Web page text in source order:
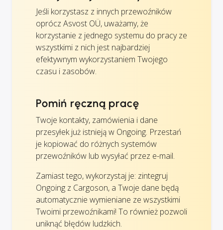
Jeśli korzystasz z innych przewoźników
oprócz Asvost OÜ, uważamy, że
korzystanie z jednego systemu do pracy ze
wszystkimi z nich jest najbardziej
efektywnym wykorzystaniem Twojego
czasu i zasobów.
Pomiń ręczną pracę
Twoje kontakty, zamówienia i dane
przesyłek już istnieją w Ongoing. Przestań
je kopiować do różnych systemów
przewoźników lub wysyłać przez e-mail.
Zamiast tego, wykorzystaj je: zintegruj
Ongoing z Cargoson, a Twoje dane będą
automatycznie wymieniane ze wszystkimi
Twoimi przewoźnikami! To również pozwoli
uniknąć błędów ludzkich.